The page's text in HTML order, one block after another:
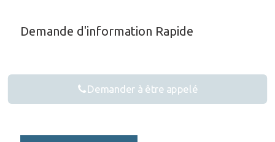
Demande d'information Rapide
Demander à être appelé